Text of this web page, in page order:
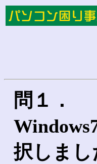
問１．
択しまし